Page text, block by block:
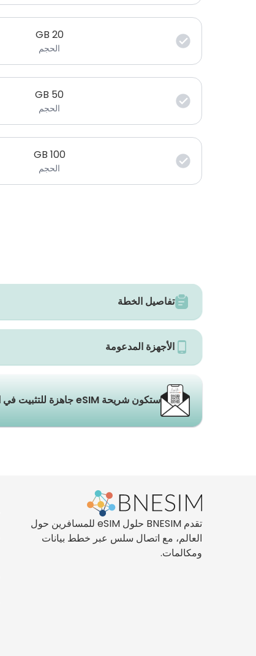
20
GB
الحجم
50
GB
الحجم
100
GB
الحجم
تفاصيل الخطة
الأجهزة المدعومة
ستكون شريحة eSIM جاهزة للتثبيت في التطبيق والبريد الإلكتروني خلال ثوانٍ.
تقدم BNESIM حلول eSIM للمسافرين حول
العالم، مع اتصال سلس عبر خطط بيانات
ومكالمات.